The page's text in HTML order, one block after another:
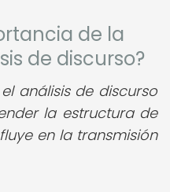
de la
de discurso?
análisis de discurso
la estructura de
en la transmisión